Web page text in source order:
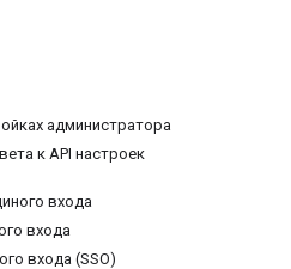
администратора
к API настроек
входа
входа
входа (SSO)